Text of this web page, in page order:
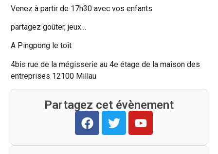
Venez à partir de 17h30 avec vos enfants
partagez goûter, jeux…
A Pingpong le toit
4bis rue de la mégisserie au 4e étage de la maison des
entreprises 12100 Millau
Partagez cet évènement